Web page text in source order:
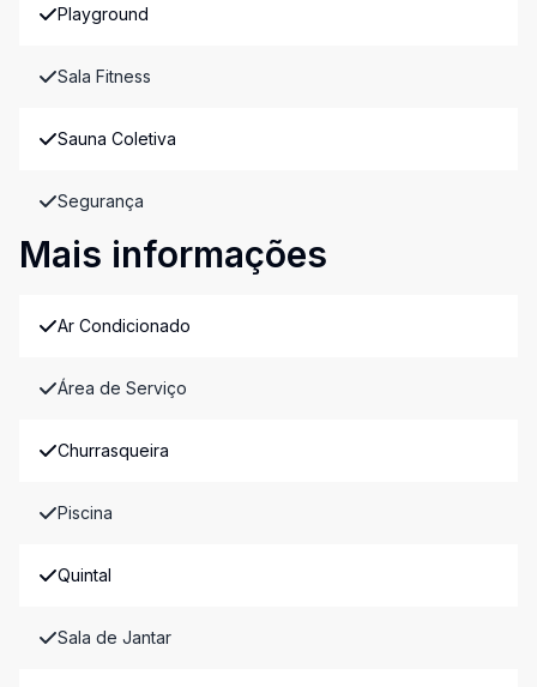
Playground
Sala Fitness
Sauna Coletiva
Segurança
Mais informações
Ar Condicionado
Área de Serviço
Churrasqueira
Piscina
Quintal
Sala de Jantar